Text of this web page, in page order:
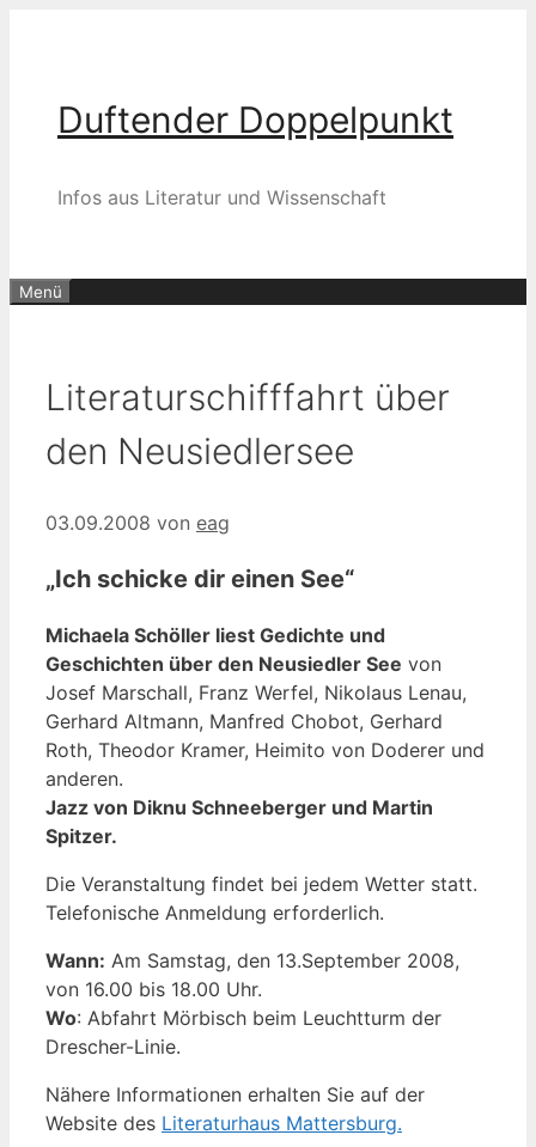
Duftender Doppelpunkt
Infos aus Literatur und Wissenschaft
Menü
Literaturschifffahrt über
den Neusiedlersee
03.09.2008 von eag
„Ich schicke dir einen See“
Michaela Schöller liest Gedichte und
Geschichten über den Neusiedler See von
Josef Marschall, Franz Werfel, Nikolaus Lenau,
Gerhard Altmann, Manfred Chobot, Gerhard
Roth, Theodor Kramer, Heimito von Doderer und
anderen.
Jazz von Diknu Schneeberger und Martin
Spitzer.
Die Veranstaltung findet bei jedem Wetter statt.
Telefonische Anmeldung erforderlich.
Wann: Am Samstag, den 13.September 2008,
von 16.00 bis 18.00 Uhr.
Wo: Abfahrt Mörbisch beim Leuchtturm der
Drescher-Linie.
Nähere Informationen erhalten Sie auf der
Website des Literaturhaus Mattersburg.